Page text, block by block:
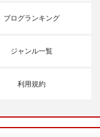
ブログランキング
ジャンル一覧
利用規約